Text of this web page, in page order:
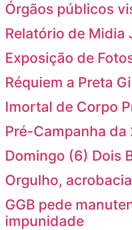
Órgãos públicos
Relatório de Midia
Exposição de
Réquiem a Preta
Imortal de Corpo
Pré-Campanha da
Domingo (6) Dois
Orgulho,
GGB pede
impunidade